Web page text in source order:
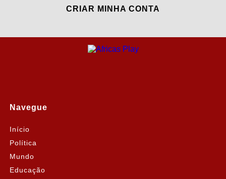
CRIAR MINHA CONTA
Navegue
Início
Política
Mundo
Educação